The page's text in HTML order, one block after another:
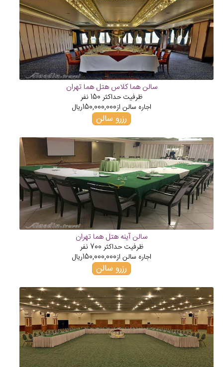
سالن هما کلاس هتل هما تهران
ظرفیت حداکثر 150 نفر
اجاره سالن از150,000,000ریال
رزرو سالن
سالن آینه هتل هما تهران
ظرفیت حداکثر 700 نفر
اجاره سالن از150,000,000ریال
رزرو سالن